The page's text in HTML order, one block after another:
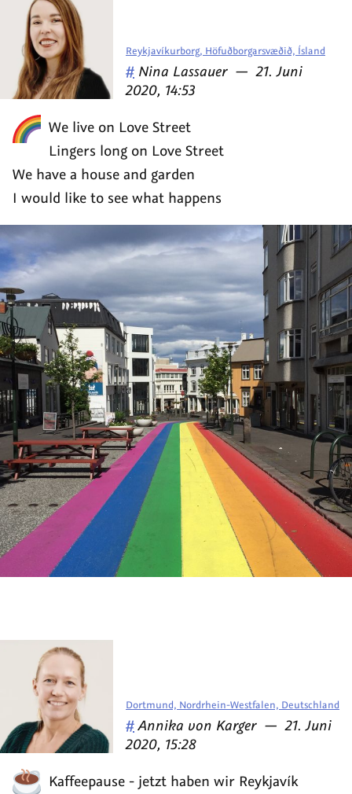
We live on Love Street
Lingers long on Love Street
We have a house and garden
I would like to see what happens
Reykjavíkurborg, Höfuðborgarsvæðið, Ísland
# Veröffentlicht
von
Nina Lassauer — am
21. Juni
2020, 14:53
Kaffeepause - jetzt haben wir Reykjavík
Dortmund, Nordrhein-Westfalen, Deutschland
#Veröffentlicht
von
Annika von Karger — am
21. Juni
2020, 15:28